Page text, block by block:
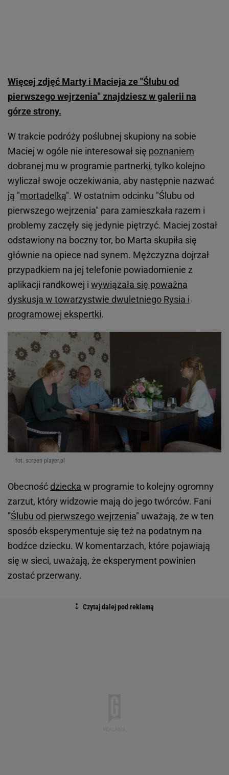
Więcej zdjęć Marty i Macieja ze "Ślubu od
pierwszego wejrzenia" znajdziesz w galerii na
górze strony.
W trakcie podróży poślubnej skupiony na sobie
Maciej w ogóle nie interesował się poznaniem
dobranej mu w programie partnerki, tylko kolejno
wyliczał swoje oczekiwania, aby następnie nazwać
ją "mortadelką". W ostatnim odcinku "Ślubu od
pierwszego wejrzenia" para zamieszkała razem i
problemy zaczęły się jedynie piętrzyć. Maciej został
odstawiony na boczny tor, bo Marta skupiła się
głównie na opiece nad synem. Mężczyzna dojrzał
przypadkiem na jej telefonie powiadomienie z
aplikacji randkowej i wywiązała się poważna
dyskusja w towarzystwie dwuletniego Rysia i
programowej ekspertki.
fot. screen player.pl
Obecność dziecka w programie to kolejny ogromny
zarzut, który widzowie mają do jego twórców. Fani
"Ślubu od pierwszego wejrzenia" uważają, że w ten
sposób eksperymentuje się też na podatnym na
bodźce dziecku. W komentarzach, które pojawiają
się w sieci, uważają, że eksperyment powinien
zostać przerwany.